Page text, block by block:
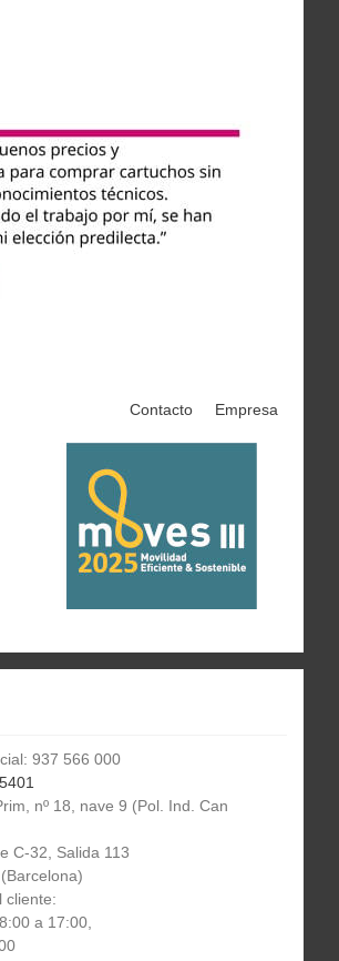
Contacto Empresa
937 566 000
nº 18, nave 9 (Pol. Ind. Can
C-32, Salida 113
cliente:
a 17:00,